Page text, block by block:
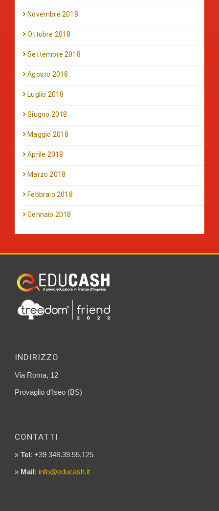
Novembre 2018
Ottobre 2018
Settembre 2018
Agosto 2018
Luglio 2018
Giugno 2018
Maggio 2018
Aprile 2018
Marzo 2018
Febbraio 2018
Gennaio 2018
INDIRIZZO
Via Roma, 12
Provaglio d’Iseo (BS)
CONTATTI
» Tel: +39 348.39.55.125
» Mail: info@educash.it